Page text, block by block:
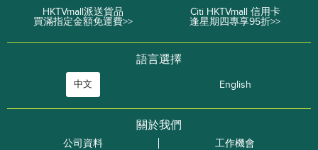
HKTVmall派送貨品
買滿指定金額免運費>>
Citi HKTVmall 信用卡
逢星期四專享95折>>
語言選擇
中文 English
關於我們
公司資料
工作機會